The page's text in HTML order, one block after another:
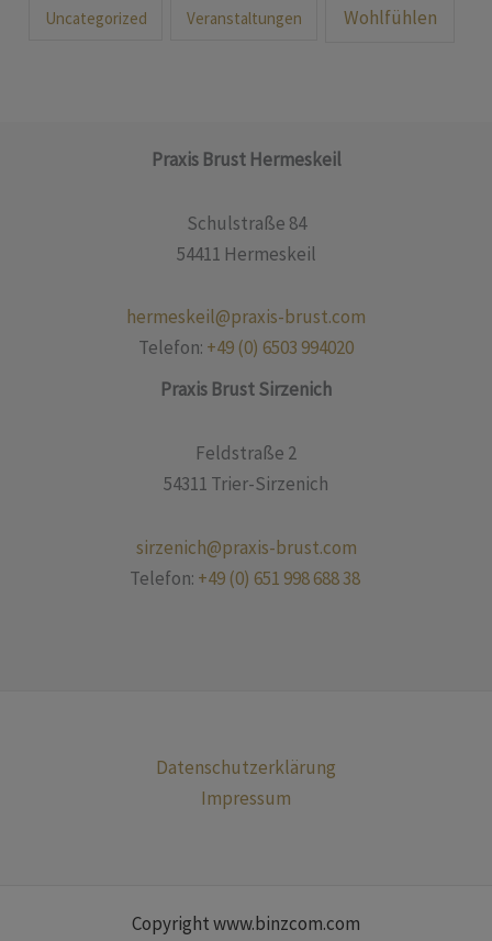
Uncategorized Veranstaltungen Wohlfühlen
Praxis Brust Hermeskeil
Schulstraße 84
54411 Hermeskeil
hermeskeil@praxis-brust.com
Telefon: +49 (0) 6503 994020
Praxis Brust Sirzenich
Feldstraße 2
54311 Trier-Sirzenich
sirzenich@praxis-brust.com
Telefon: +49 (0) 651 998 688 38
Datenschutzerklärung
Impressum
Copyright www.binzcom.com